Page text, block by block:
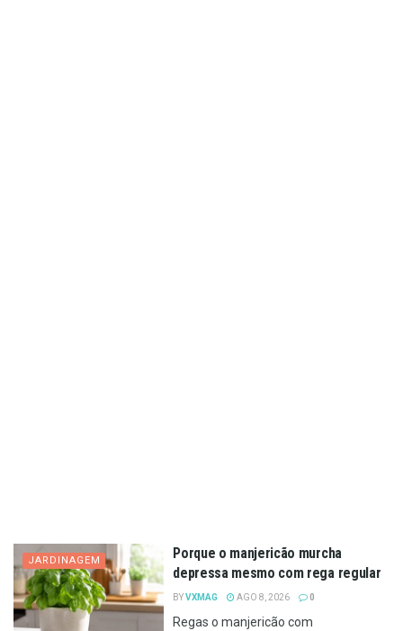
JARDINAGEM
Porque o manjericão murcha
depressa mesmo com rega regular
BYVXMAG AGO 8, 2026 0
Regas o manjericão com